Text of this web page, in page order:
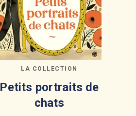
LA COLLECTION
Petits portraits de
chats